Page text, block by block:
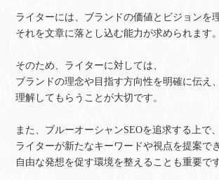
ライターには、ブランドの価値とビジョンを
それを文章に落とし込む能力が求められます。
そのため、ライターに対しては、
ブランドの理念や目指す方向性を明確に伝え、
理解してもらうことが大切です。
また、ブルーオーシャンSEOを追求する上で、
ライターが新たなキーワードや視点を提案で
自由な発想を促す環境を整えることも重要です